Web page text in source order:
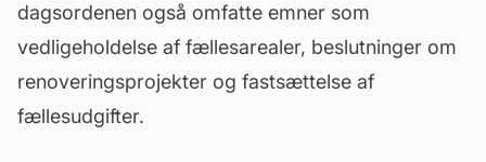
dagsordenen også omfatte emner som
vedligeholdelse af fællesarealer, beslutninger om
renoveringsprojekter og fastsættelse af
fællesudgifter.